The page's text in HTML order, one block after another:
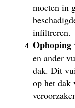
moeten in
infiltreren.
Ophoping
en ander
dak. Dit
op het dak